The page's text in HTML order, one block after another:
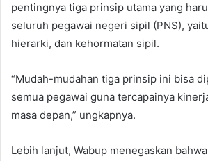
pentingnya tiga prinsip utama yang
seluruh pegawai negeri sipil (PNS),
hierarki, dan kehormatan sipil.
“Mudah-mudahan tiga prinsip ini bisa
semua pegawai guna tercapainya
masa depan,” ungkapnya.
Lebih lanjut, Wabup menegaskan